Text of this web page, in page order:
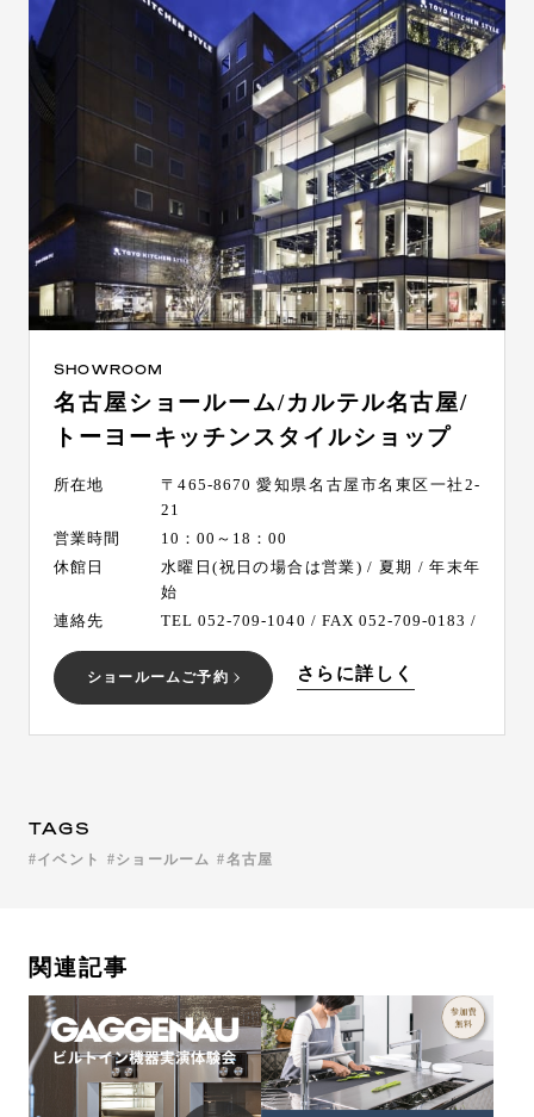
SHOWROOM
名古屋ショールーム/カルテル名古屋/
トーヨーキッチンスタイルショップ
所在地
〒465-8670 愛知県名古屋市名東区一社2-
21
営業時間
10：00～18：00
休館日
水曜日(祝日の場合は営業) / 夏期 / 年末年
始
連絡先
TEL 052-709-1040 / FAX 052-709-0183 /
ショールームご予約 さらに詳しく
TAGS
イベント ショールーム 名古屋
関連記事